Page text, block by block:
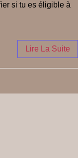
si tu es éligible à
Lire La Suite